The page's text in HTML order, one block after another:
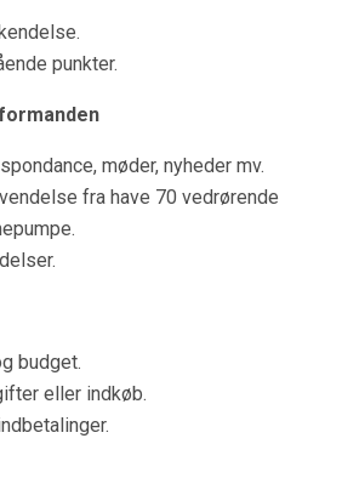
punkter.
møder, nyheder mv.
fra have 70 vedrørende
budget.
eller indkøb.